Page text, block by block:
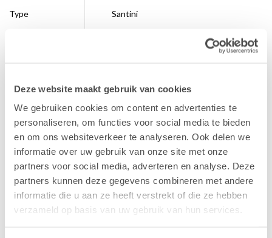
Deze website maakt gebruik van cookies
We gebruiken cookies om content en advertenties te
personaliseren, om functies voor social media te bieden
en om ons websiteverkeer te analyseren. Ook delen we
informatie over uw gebruik van onze site met onze
partners voor social media, adverteren en analyse. Deze
partners kunnen deze gegevens combineren met andere
informatie die u aan ze heeft verstrekt of die ze hebben
verzameld op basis van uw gebruik van hun services.
Type
Santini
Veredelaar
Dekker Chrysanten
Verkrijgbaar
Hele seizoen
FAVORIET